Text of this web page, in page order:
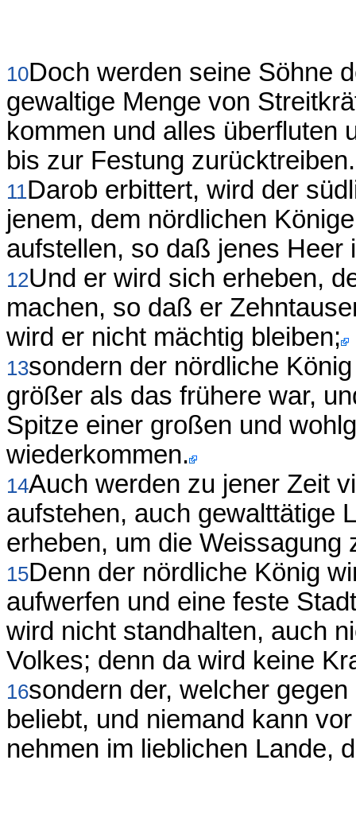
10Doch werden seine Söhne
gewaltige Menge von
kommen und alles überfluten
bis zur Festung zurücktreiben.
11Darob erbittert, wird der
jenem, dem nördlichen
aufstellen, so daß jenes Heer
12Und er wird sich erheben,
machen, so daß er
wird er nicht mächtig bleiben;
13sondern der nördliche
größer als das frühere war,
Spitze einer großen und
wiederkommen.
14Auch werden zu jener Zeit
aufstehen, auch gewalttätige
erheben, um die Weissagung
15Denn der nördliche König
aufwerfen und eine feste
wird nicht standhalten, auch
Volkes; denn da wird keine
16sondern der, welcher
beliebt, und niemand kann
nehmen im lieblichen Lande,